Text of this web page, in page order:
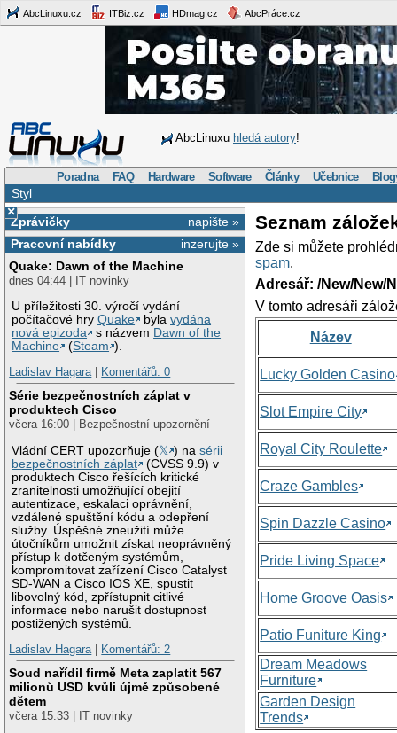
AbcLinuxu.cz ITBiz.cz HDmag.cz AbcPráce.cz
AbcLinuxu hledá autory!
Poradna FAQ Hardware Software Články Učebnice
Styl
×
napište »
Zprávičky
inzerujte »
Pracovní nabídky
Quake: Dawn of the Machine
dnes 04:44 | IT novinky
U příležitosti 30. výročí vydání
počítačové hryQuake bylavydána
nová epizoda
s názvem Dawn of the
Machine
(Steam ).
Ladislav Hagara| Komentářů: 0
Série bezpečnostních záplat v
produktech Cisco
včera 16:00 | Bezpečnostní upozornění
Vládní CERT upozorňuje (𝕏 ) nasérii
bezpečnostních záplat
(CVSS 9.9) v
produktech Cisco řešících kritické
zranitelnosti umožňující obejití
autentizace, eskalaci oprávnění,
vzdálené spuštění kódu a odepření
služby. Úspěšné zneužití může
útočníkům umožnit získat neoprávněný
přístup k dotčeným systémům,
kompromitovat zařízení Cisco Catalyst
SD-WAN a Cisco IOS XE, spustit
libovolný kód, zpřístupnit citlivé
informace nebo narušit dostupnost
postižených systémů.
Ladislav Hagara| Komentářů: 2
Soud nařídil firmě Meta zaplatit 567
milionů USD kvůli újmě způsobené
dětem
včera 15:33 | IT novinky
Seznam
Zde si můžete
spam.
Adresář: /New/New/
V tomto adresáři
Název
Lucky Golden Casino
Slot Empire City
Royal City Roulette
Craze Gambles
Spin Dazzle Casino
Pride Living Space
Home Groove Oasis
Patio Funiture King
Dream Meadows
Furniture
Garden Design
Trends